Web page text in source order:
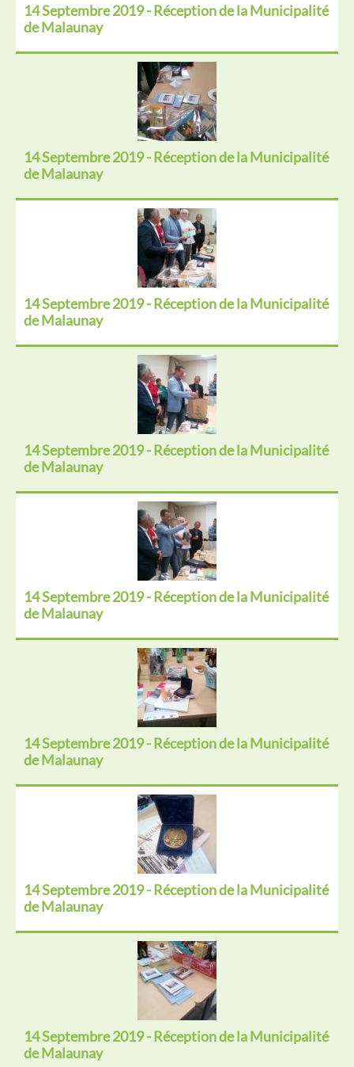
14 Septembre 2019 - Réception de la Municipalité
de Malaunay
14 Septembre 2019 - Réception de la Municipalité
de Malaunay
14 Septembre 2019 - Réception de la Municipalité
de Malaunay
14 Septembre 2019 - Réception de la Municipalité
de Malaunay
14 Septembre 2019 - Réception de la Municipalité
de Malaunay
14 Septembre 2019 - Réception de la Municipalité
de Malaunay
14 Septembre 2019 - Réception de la Municipalité
de Malaunay
14 Septembre 2019 - Réception de la Municipalité
de Malaunay